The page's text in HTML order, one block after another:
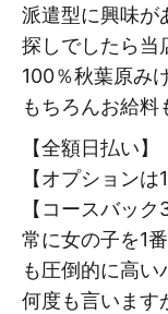
派遣型に興味が
探しでしたら当
100％秋葉原み
もちろんお給料
【全額日払い】
【オプションは
【コースバック
常に女の子を1
も圧倒的に高い
何度も言います